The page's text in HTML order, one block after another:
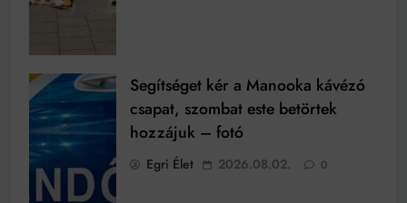
Segítséget kér a Manooka kávézó
csapat, szombat este betörtek
hozzájuk – fotó
Egri Élet 2026.08.02. 0